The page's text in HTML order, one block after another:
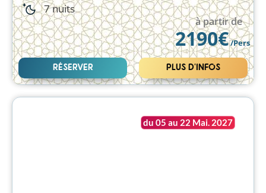
7 nuits
à partir de
2190€/Pers
RÉSERVER PLUS D'INFOS
du 05 au 22 Mai. 2027